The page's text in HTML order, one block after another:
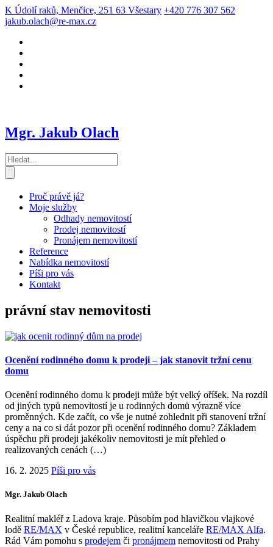
K Údolí raků, Menčice, 251 63 Všestary +420 776 307 562
jakub.olach@re-max.cz
Mgr. Jakub Olach
Proč právě já?
Moje služby
Odhady nemovitostí
Prodej nemovitostí
Pronájem nemovitostí
Reference
Nabídka nemovitostí
Píši pro vás
Kontakt
právní stav nemovitosti
Ocenění rodinného domu k prodeji – jak stanovit tržní cenu
domu
Ocenění rodinného domu k prodeji může být velký oříšek. Na rozdíl
od jiných typů nemovitostí je u rodinných domů výrazně více
proměnných. Kde začít, co vše je nutné zohlednit při stanovení tržní
ceny a na co si dát pozor při ocenění rodinného domu? Základem
úspěchu při prodeji jakékoliv nemovitosti je mít přehled o
realizovaných cenách (…)
16. 2. 2025 Píši pro vás
Mgr. Jakub Olach
Realitní makléř z Ladova kraje. Působím pod hlavičkou vlajkové
lodě RE/MAX v České republice, realitní kanceláře RE/MAX Alfa.
Rád Vám pomohu s prodejem či pronájmem nemovitosti od Prahy